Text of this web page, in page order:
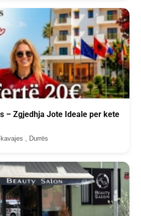
– Zgjedhja Jote Ideale per kete
, Durrës